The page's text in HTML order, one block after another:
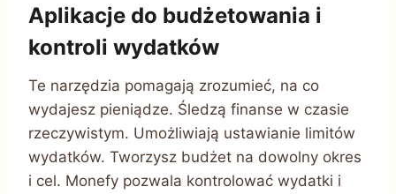
Aplikacje do budżetowania i
kontroli wydatków
Te narzędzia pomagają zrozumieć, na co
wydajesz pieniądze. Śledzą finanse w czasie
rzeczywistym. Umożliwiają ustawianie limitów
wydatków. Tworzysz budżet na dowolny okres
i cel. Monefy pozwala kontrolować wydatki i